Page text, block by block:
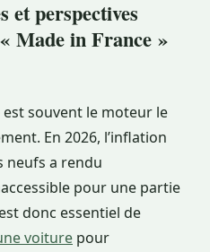
et perspectives
Made in France »
est souvent le moteur le
En 2026, l’inflation
neufs a rendu
pour une partie
donc essentiel de
voiture pour